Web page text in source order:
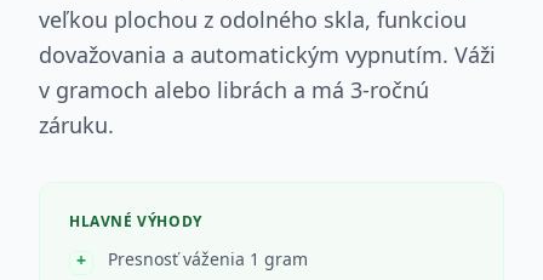
veľkou plochou z odolného skla, funkciou
dovažovania a automatickým vypnutím. Váži
v gramoch alebo librách a má 3-ročnú
záruku.
HLAVNÉ VÝHODY
Presnosť váženia 1 gram